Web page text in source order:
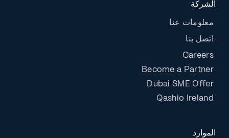
الشركة
معلومات عنا
اتصل بنا
Careers
Become a Partner
Dubai SME Offer
Qashio Ireland
الموارد